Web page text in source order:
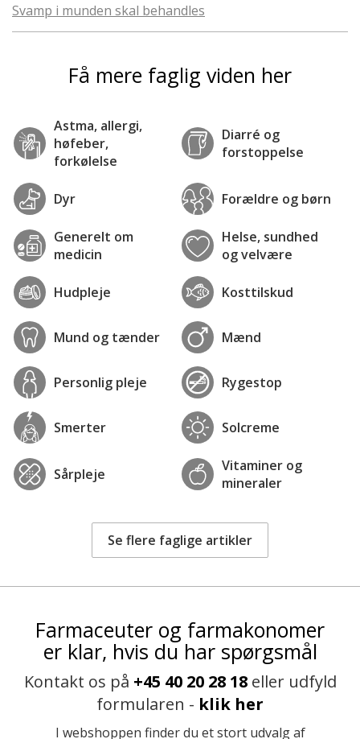
Svamp i munden skal behandles
Få mere faglig viden her
Astma, allergi,
høfeber,
forkølelse
Diarré og
forstoppelse
Dyr Forældre og børn
Generelt om
medicin
Helse, sundhed
og velvære
Hudpleje Kosttilskud
Mund og tænder Mænd
Personlig pleje Rygestop
Smerter Solcreme
Sårpleje
Vitaminer og
mineraler
Se flere faglige artikler
Farmaceuter og farmakonomer
er klar, hvis du har spørgsmål
Kontakt os på +45 40 20 28 18eller udfyld
formularen - klik her
I webshoppen finder du et stort udvalg af